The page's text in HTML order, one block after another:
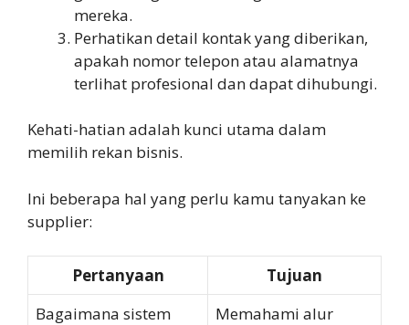
mereka.
Perhatikan detail kontak yang diberikan,
apakah nomor telepon atau alamatnya
terlihat profesional dan dapat dihubungi.
Kehati-hatian adalah kunci utama dalam
memilih rekan bisnis.
Ini beberapa hal yang perlu kamu tanyakan ke
supplier:
Pertanyaan
Tujuan
Bagaimana sistem
Memahami alur